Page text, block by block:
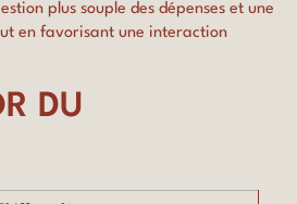
plus souple des dépenses et une
en favorisant une interaction
DU